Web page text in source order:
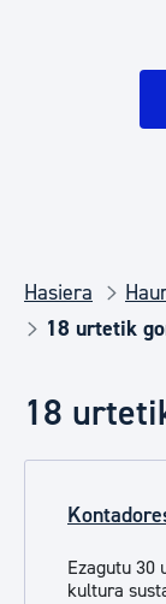
Hasiera
18 urtetik
18
Ezagutu 30
kultura